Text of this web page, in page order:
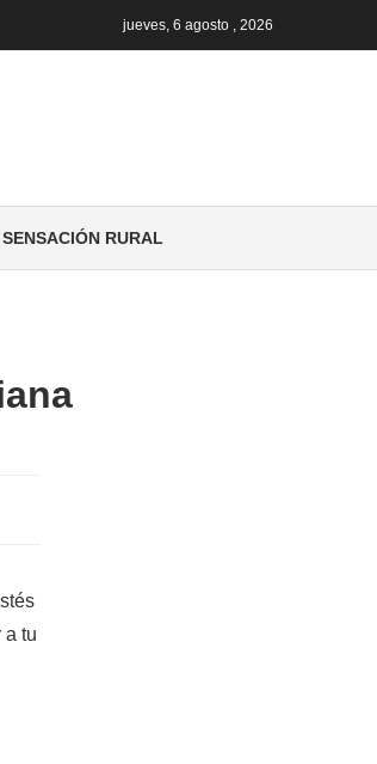
jueves, 6 agosto , 2026
SENSACIÓN RURAL
a tu